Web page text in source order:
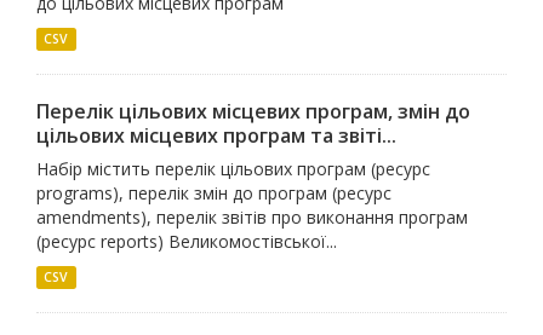
CSV
Перелік цільових місцевих програм, змін до
цільових місцевих програм та звіті...
Набір містить перелік цільових програм (ресурс
programs), перелік змін до програм (ресурс
amendments), перелік звітів про виконання програм
(ресурс reports) Великомостівської...
CSV